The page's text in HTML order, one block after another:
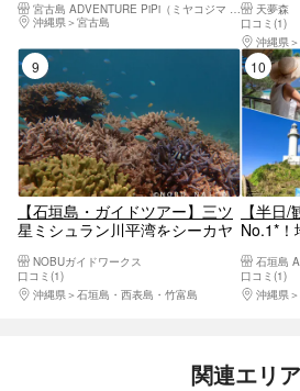
｜高画質写真・送迎全て込み
宮古島 ADVENTURE PiPi（ミヤコジマ アドベンチャー ピピ）
沖縄県
宮古島
天夢森
口コミ(1)
沖縄県
【石垣島・ガイドツアー】三ツ
星ミシュラン川平湾をシーカヤ
洞窟でシュノーケルを満喫でき
る盛りだくさんのツアー
NOBUガイドワークス
口コミ(1)
沖縄県
石垣島・西表島・竹富島
【半日
No.1*！
ォトツ
口コミ(1)
沖縄県
関連エリア